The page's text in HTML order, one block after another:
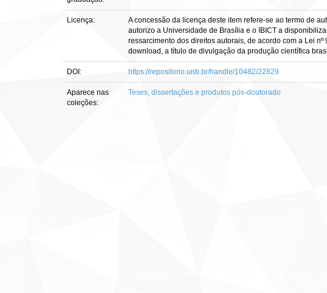
Licença:
A concessão da licença deste item refere-se ao termo de
autorizo a Universidade de Brasília e o IBICT a
ressarcimento dos direitos autorais, de acordo com a Lei
download, a título de divulgação da produção científica
DOI: https://repositorio.unb.br/handle/10482/22829
Aparece nas
coleções:
Teses, dissertações e produtos pós-doutorado